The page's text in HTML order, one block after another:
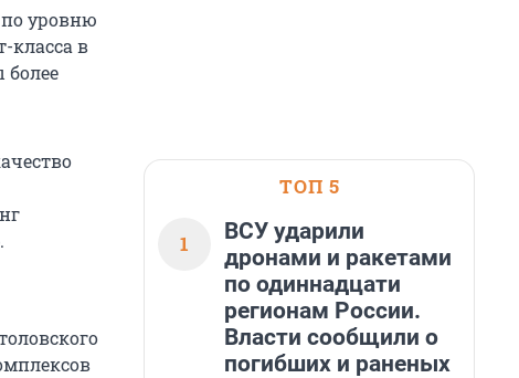
по уровню
класса в
более
ТОП 5
1
ВСУ ударили
дронами и ракетами
по одиннадцати
регионам России.
Власти сообщили о
погибших и раненых